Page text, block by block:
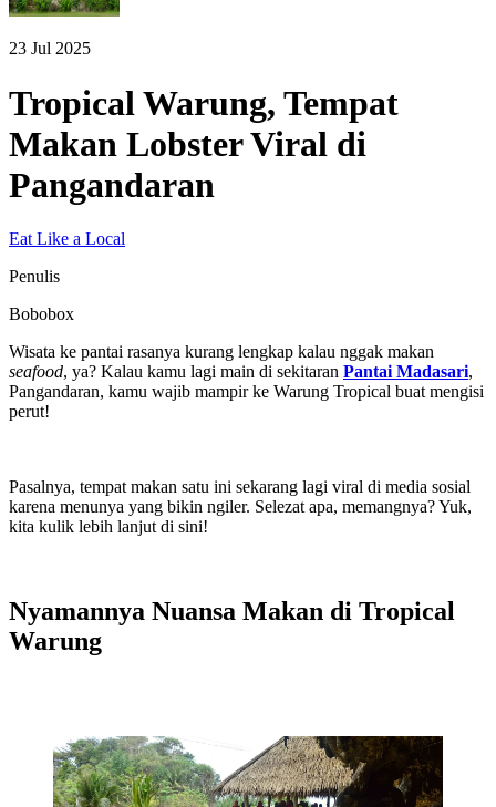
23 Jul 2025
Tropical Warung, Tempat
Makan Lobster Viral di
Pangandaran
Eat Like a Local
Penulis
Bobobox
Wisata ke pantai rasanya kurang lengkap kalau nggak makan
seafood, ya? Kalau kamu lagi main di sekitaran Pantai Madasari,
Pangandaran, kamu wajib mampir ke Warung Tropical buat mengisi
perut!
Pasalnya, tempat makan satu ini sekarang lagi viral di media sosial
karena menunya yang bikin ngiler. Selezat apa, memangnya? Yuk,
kita kulik lebih lanjut di sini!
Nyamannya Nuansa Makan di Tropical
Warung